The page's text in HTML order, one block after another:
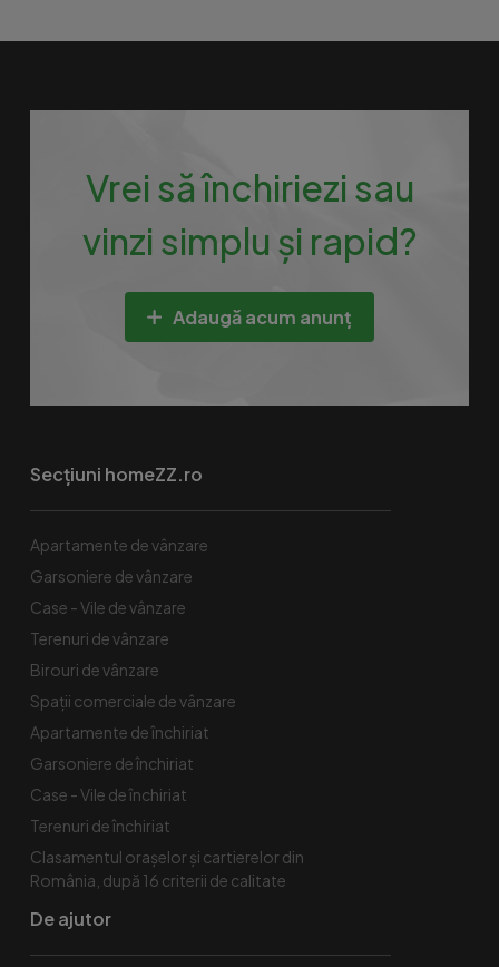
Vrei să închiriezi sau
vinzi simplu și rapid?
Adaugă acum anunț
Secțiuni homeZZ.ro
Apartamente de vânzare
Garsoniere de vânzare
Case - Vile de vânzare
Terenuri de vânzare
Birouri de vânzare
Spaţii comerciale de vânzare
Apartamente de închiriat
Garsoniere de închiriat
Case - Vile de închiriat
Terenuri de închiriat
Clasamentul orașelor și cartierelor din
România, după 16 criterii de calitate
De ajutor